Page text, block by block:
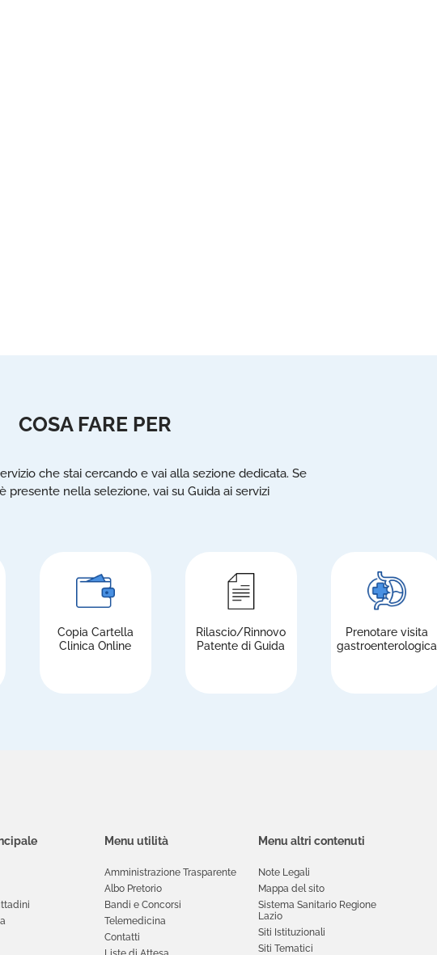
COSA FARE PER
che stai cercando e vai alla sezione dedicata. Se
presente nella selezione, vai su Guida ai servizi
Copia Cartella
Clinica Online
Rilascio/Rinnovo
Patente di Guida
Prenotare visita
gastroenterologica
Menu utilità
Amministrazione Trasparente
Albo Pretorio
Bandi e Concorsi
Telemedicina
Contatti
Menu altri contenuti
Note Legali
Mappa del sito
Sistema Sanitario Regione
Lazio
Siti Istituzionali
Siti Tematici